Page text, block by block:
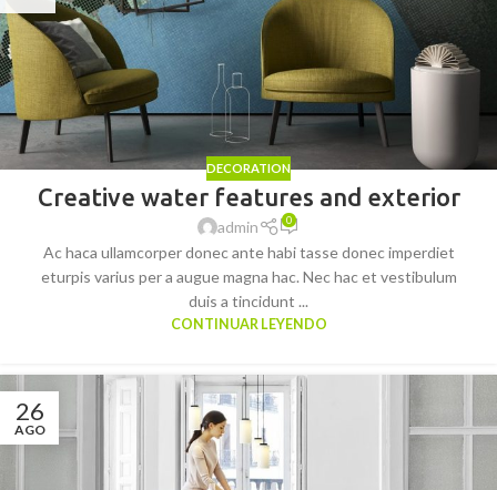
DECORATION
Creative water features and exterior
admin 0
Ac haca ullamcorper donec ante habi tasse donec imperdiet
eturpis varius per a augue magna hac. Nec hac et vestibulum
duis a tincidunt ...
CONTINUAR LEYENDO
26
AGO